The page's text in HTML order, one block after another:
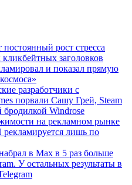
рост стресса
заголовков
и показал прямую
разработчики с
порвали Сашу Грей, Steam
бродилкой Windrose
на рекламном рынке
лишь по
в Max в 5 раз больше
У остальных результаты в